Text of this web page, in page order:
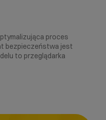
proces
bezpieczeństwa jest
to przeglądarka